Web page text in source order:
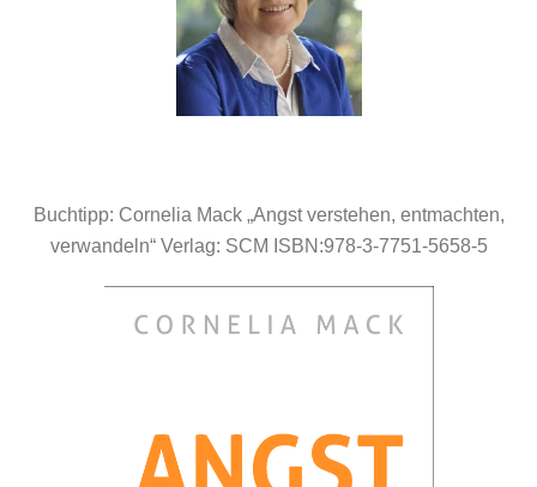
Buchtipp: Cornelia Mack „Angst verstehen, entmachten,
verwandeln“ Verlag: SCM ISBN:978-3-7751-5658-5